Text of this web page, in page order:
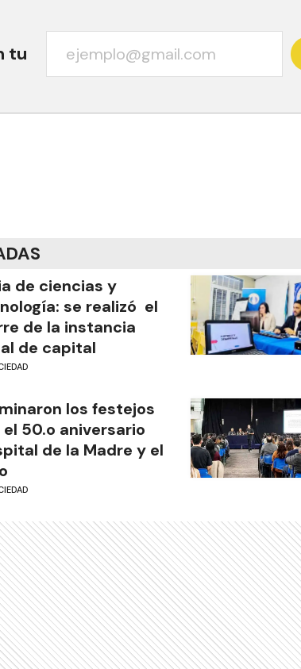
tu
de ciencias y
se realizó el
de la instancia
de capital
los festejos
50.o aniversario
de la Madre y el